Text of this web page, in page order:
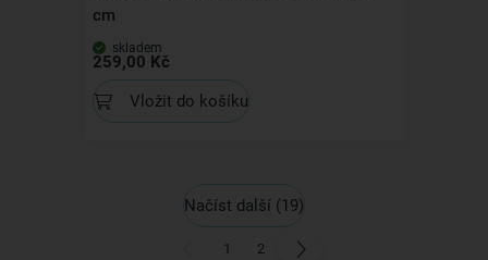
cm
skladem
259,00 Kč
Vložit do košíku
Načíst další (19)
1 2